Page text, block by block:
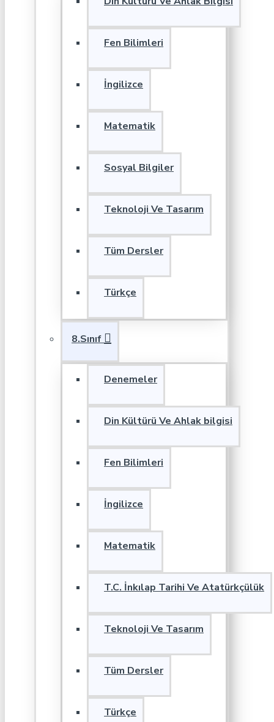
Fen Bilimleri
İngilizce
Matematik
Sosyal Bilgiler
Teknoloji Ve Tasarım
Tüm Dersler
Türkçe
8.Sınıf
Denemeler
Din Kültürü Ve Ahlak bilgisi
Fen Bilimleri
İngilizce
Matematik
T.C. İnkılap Tarihi Ve Atatürkçülük
Teknoloji Ve Tasarım
Tüm Dersler
Türkçe